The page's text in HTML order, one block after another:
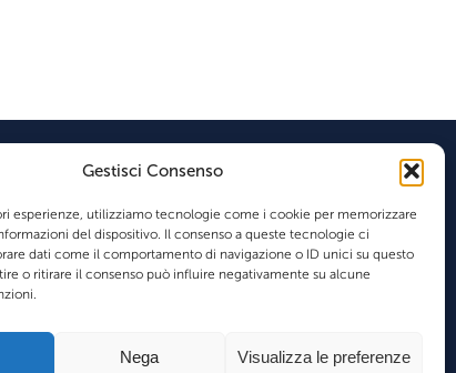
Gestisci Consenso
esperienze, utilizziamo tecnologie come i cookie per memorizzare
del dispositivo. Il consenso a queste tecnologie ci
dati come il comportamento di navigazione o ID unici su questo
o ritirare il consenso può influire negativamente su alcune
Nega Visualizza le preferenze